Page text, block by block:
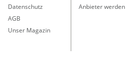
Datenschutz
AGB
Unser Magazin
Anbieter werden